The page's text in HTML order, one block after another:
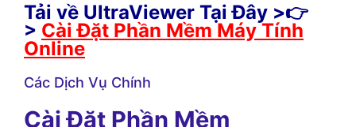
Tải về UltraViewer Tại Đây >👉
> Cài Đặt Phần Mềm Máy Tính
Online
Các Dịch Vụ Chính
Cài Đặt Phần Mềm